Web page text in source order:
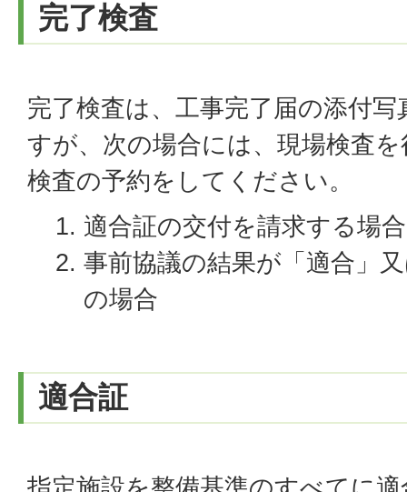
完了検査
完了検査は、工事完了届の添付
すが、次の場合には、現場検査
検査の予約をしてください。
適合証の交付を請求する場合
事前協議の結果が「適合」
の場合
適合証